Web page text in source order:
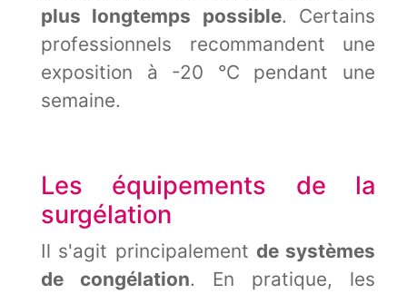
plus longtemps possible. Certains
professionnels recommandent une
exposition à -20 °C pendant une
semaine.
Les équipements de la
surgélation
Il s'agit principalement de systèmes
de congélation. En pratique, les